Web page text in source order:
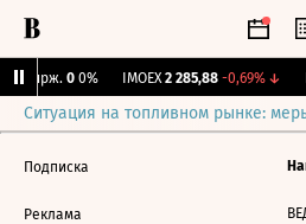
Бирж. 0 0% IMOEX 2 285,88 -0,69%↓
Ситуация на топливном рынке:
Подписка
Реклама